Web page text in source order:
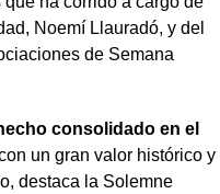
Noemí Llauradó, y del
de Semana
consolidado en el
un gran valor histórico y
destaca la Solemne